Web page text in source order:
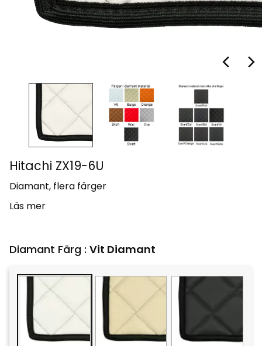
Hitachi ZX19-6U
Diamant, flera färger
Läs mer
Diamant Färg : Vit Diamant